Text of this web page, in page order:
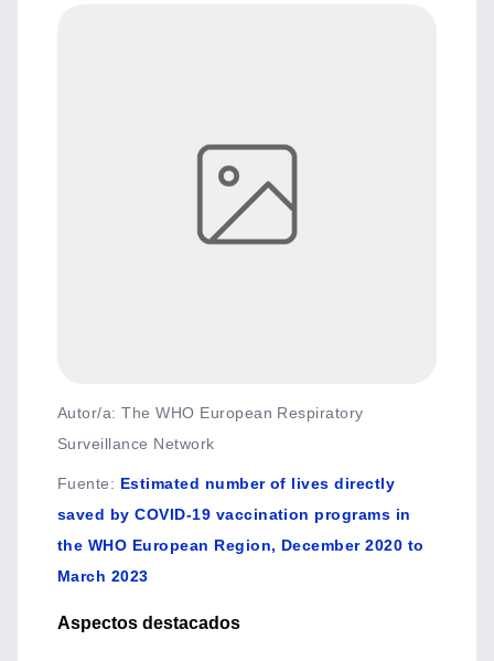
Autor/a: The WHO European Respiratory
Surveillance Network
Fuente: Estimated number of lives directly
saved by COVID-19 vaccination programs in
the WHO European Region, December 2020 to
March 2023
Aspectos destacados